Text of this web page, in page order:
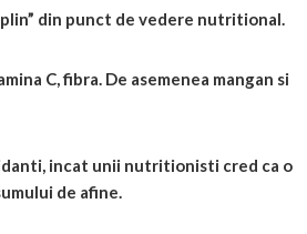
din punct de vedere nutritional.
C, fibra. De asemenea mangan si
incat unii nutritionisti cred ca o
de afine.